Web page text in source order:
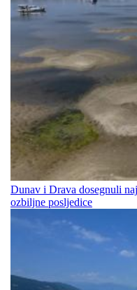
Dunav i Drava dosegnuli
ozbiljne posljedice